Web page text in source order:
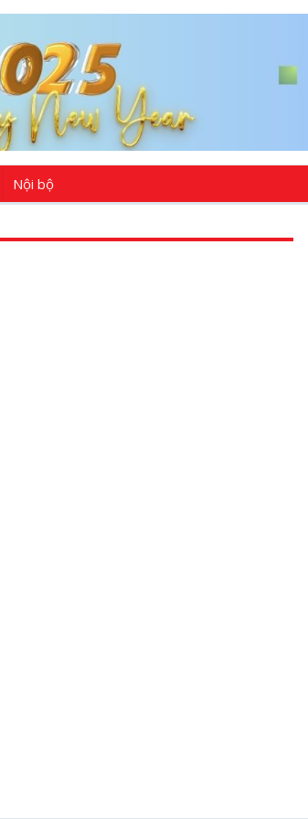
Nội bộ